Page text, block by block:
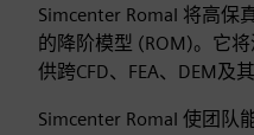
Simcenter RomaI 将高保
的降阶模型 (ROM)。它
供跨CFD、FEA、DEM及
Simcenter RomaI 使团队